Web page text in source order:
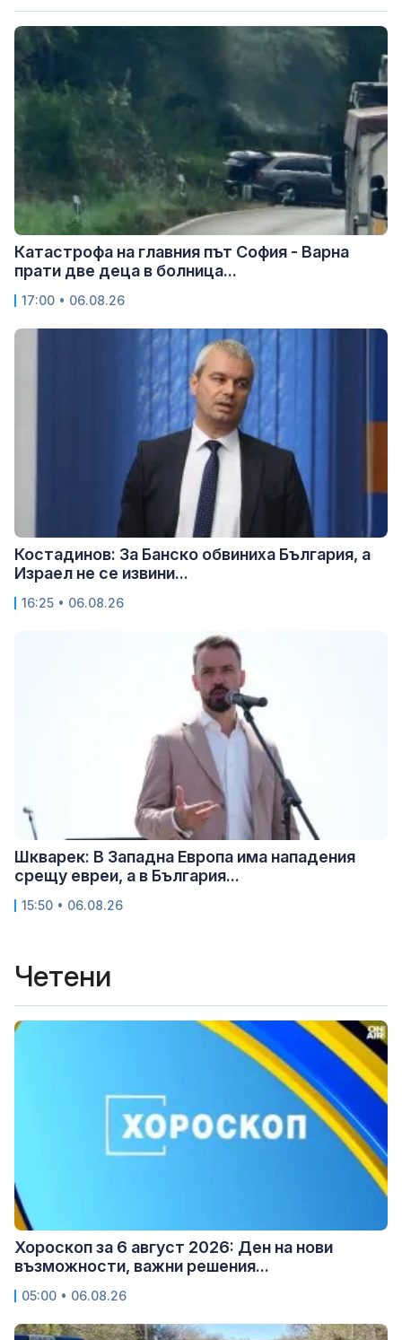
Катастрофа на главния път София - Варна
прати две деца в болница...
17:00 • 06.08.26
Костадинов: За Банско обвиниха България, а
Израел не се извини...
16:25 • 06.08.26
Шкварек: В Западна Европа има нападения
срещу евреи, а в България...
15:50 • 06.08.26
Четени
Хороскоп за 6 август 2026: Ден на нови
възможности, важни решения...
05:00 • 06.08.26